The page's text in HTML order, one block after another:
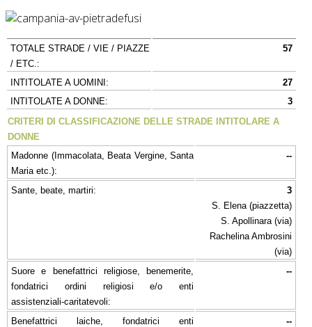
TOTALE STRADE / VIE / PIAZZE
/ ETC.:
57
INTITOLATE A UOMINI:
27
INTITOLATE A DONNE:
3
CRITERI DI CLASSIFICAZIONE DELLE STRADE INTITOLARE A
DONNE
Madonne (Immacolata, Beata Vergine, Santa
Maria etc.):
--
Sante, beate, martiri:
3
S. Elena (piazzetta)
S. Apollinara (via)
Rachelina Ambrosini
(via)
Suore e benefattrici religiose, benemerite,
fondatrici ordini religiosi e/o enti
assistenziali-caritatevoli:
--
Benefattrici laiche, fondatrici enti
--